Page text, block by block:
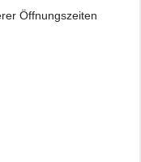
Öffnungszeiten